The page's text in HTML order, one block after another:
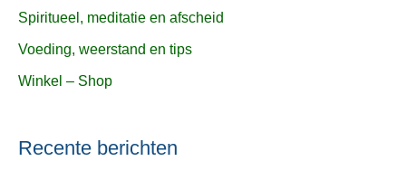
Spiritueel, meditatie en afscheid
Voeding, weerstand en tips
Winkel – Shop
Recente berichten